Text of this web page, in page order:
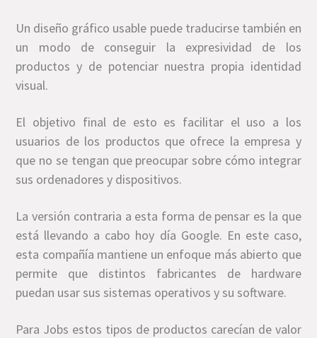
Un diseño gráfico usable puede traducirse también en
un modo de conseguir la expresividad de los
productos y de potenciar nuestra propia identidad
visual.
El objetivo final de esto es facilitar el uso a los
usuarios de los productos que ofrece la empresa y
que no se tengan que preocupar sobre cómo integrar
sus ordenadores y dispositivos.
La versión contraria a esta forma de pensar es la que
está llevando a cabo hoy día Google. En este caso,
esta compañía mantiene un enfoque más abierto que
permite que distintos fabricantes de hardware
puedan usar sus sistemas operativos y su software.
Para Jobs estos tipos de productos carecían de valor